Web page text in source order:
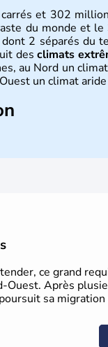
et 302
du monde et
2 séparés du
des climats
au Nord un
un climat
ce grand
Ouest. Après
sa migration